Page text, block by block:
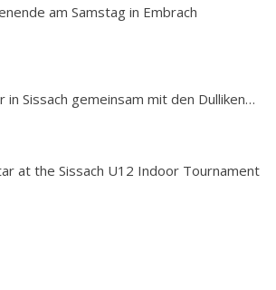
am Samstag in Embrach
Sissach gemeinsam mit den Dulliken…
at the Sissach U12 Indoor Tournament